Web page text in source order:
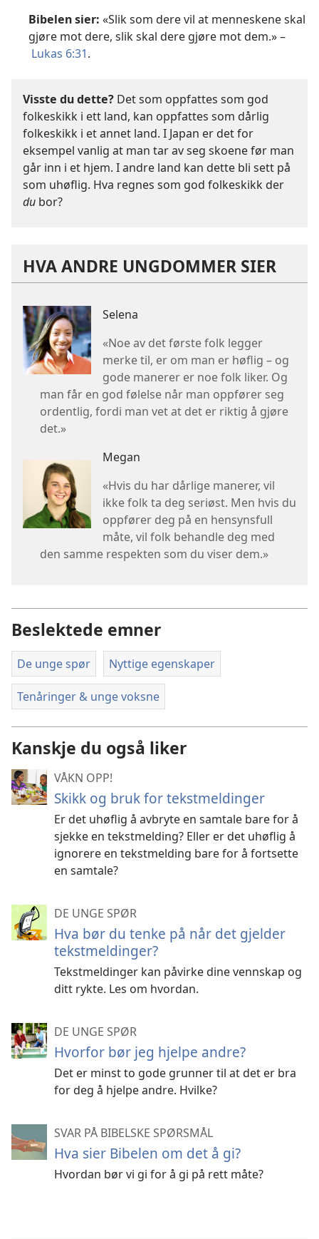
Bibelen sier: «Slik som dere vil at menneskene skal
gjøre mot dere, slik skal dere gjøre mot dem.» –
Lukas 6:31.
Visste du dette? Det som oppfattes som god
folkeskikk i ett land, kan oppfattes som dårlig
folkeskikk i et annet land. I Japan er det for
eksempel vanlig at man tar av seg skoene før man
går inn i et hjem. I andre land kan dette bli sett på
som uhøflig. Hva regnes som god folkeskikk der
du bor?
HVA ANDRE UNGDOMMER SIER
Selena
«Noe av det første folk legger
merke til, er om man er høflig – og
gode manerer er noe folk liker. Og
man får en god følelse når man oppfører seg
ordentlig, fordi man vet at det er riktig å gjøre
det.»
Megan
«Hvis du har dårlige manerer, vil
ikke folk ta deg seriøst. Men hvis du
oppfører deg på en hensynsfull
måte, vil folk behandle deg med
den samme respekten som du viser dem.»
Beslektede emner
De unge spør Nyttige egenskaper
Tenåringer & unge voksne
Kanskje du også liker
VÅKN OPP!
Skikk og bruk for tekstmeldinger
Er det uhøflig å avbryte en samtale bare for å
sjekke en tekstmelding? Eller er det uhøflig å
ignorere en tekstmelding bare for å fortsette
en samtale?
DE UNGE SPØR
Hva bør du tenke på når det gjelder
tekstmeldinger?
Tekstmeldinger kan påvirke dine vennskap og
ditt rykte. Les om hvordan.
DE UNGE SPØR
Hvorfor bør jeg hjelpe andre?
Det er minst to gode grunner til at det er bra
for deg å hjelpe andre. Hvilke?
SVAR PÅ BIBELSKE SPØRSMÅL
Hva sier Bibelen om det å gi?
Hvordan bør vi gi for å gi på rett måte?